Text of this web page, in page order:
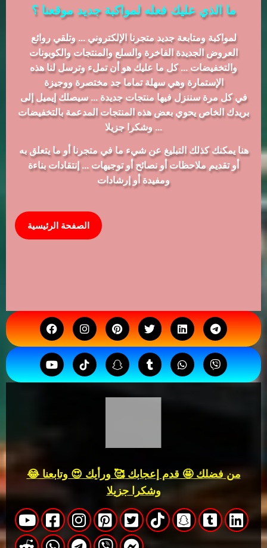
ما الذي عليك فعله لمواكبة جديد موقعنا ؟
لمواكبة ومتابعة جديد متجرنا الإلكتروني ... وتلقي روائع
العروض الجديدة الفاخرة والسلع والمنتجات والكوبونات
والتخفيضات ... كل ما عليك هو أن تملء وترسل لنا هذه
الإستمارة وهي سهلة تماما جد مختصرة ووجيزة
في كل مرة سننزل فيها منتجات جديدة ... سيصلك إيميل إلى
بريدك الخاص يحوي بعض هذه المنتجات المدعمة بالتخفيضات
... وشكرا جزيلا
هنا يمكنك كذلك التبليغ عن شيء ما في متجرنا أو ما يتعلق به
أو تقديم ملاحظات أو نصائح أو توجيهات ... إنتقادات بناءة
ومفيدة أو إرشادات
الصفحة الرئيسية
من فضلك 🤩 قدم إعجابك 🥰 ورأيك 😍 وتابعنا 😂
وشكرا جزيلا